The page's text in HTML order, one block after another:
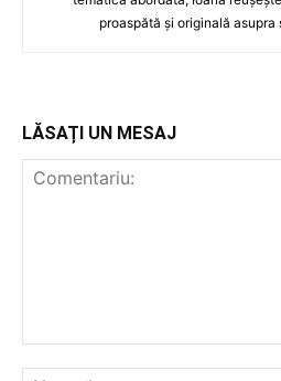
proaspătă și originală
LĂSAȚI UN MESAJ